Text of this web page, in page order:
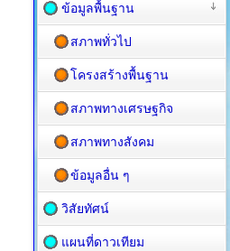
ข้อมูลพื้นฐาน
สภาพทั่วไป
โครงสร้างพื้นฐาน
สภาพทางเศรษฐกิจ
สภาพทางสังคม
ข้อมูลอื่น ๆ
วิสัยทัศน์
แผนที่ดาวเทียม